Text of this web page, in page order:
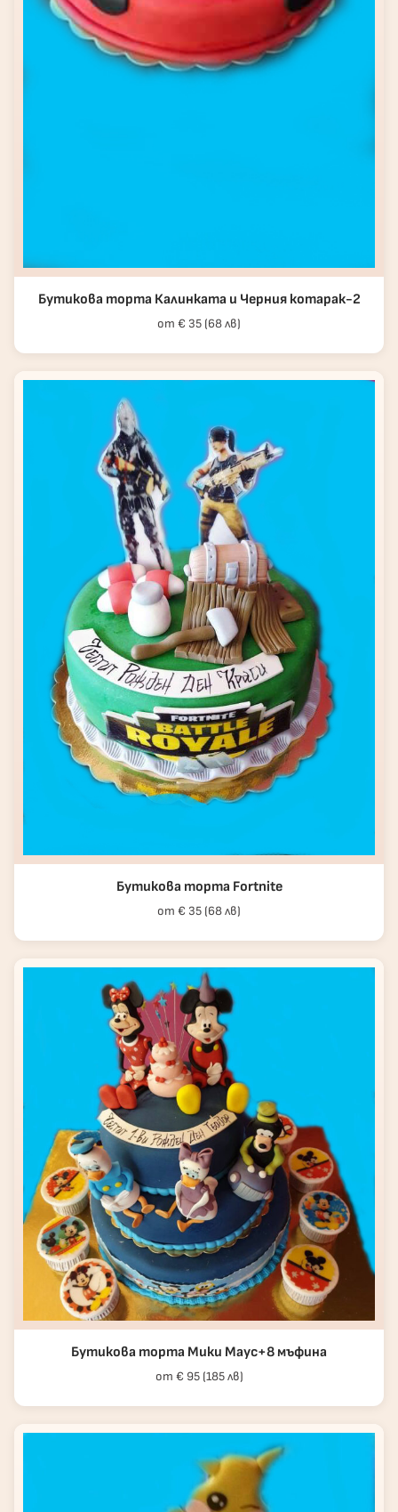
Бутикова торта Калинката и Черния котарак-2
от € 35 (68 лв)
Бутикова торта Fortnite
от € 35 (68 лв)
Бутикова торта Мики Маус+8 мъфина
от € 95 (185 лв)